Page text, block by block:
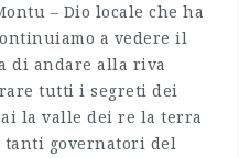
– Dio locale che ha
a vedere il
di andare alla riva
tutti i segreti dei
la valle dei re la terra
governatori del